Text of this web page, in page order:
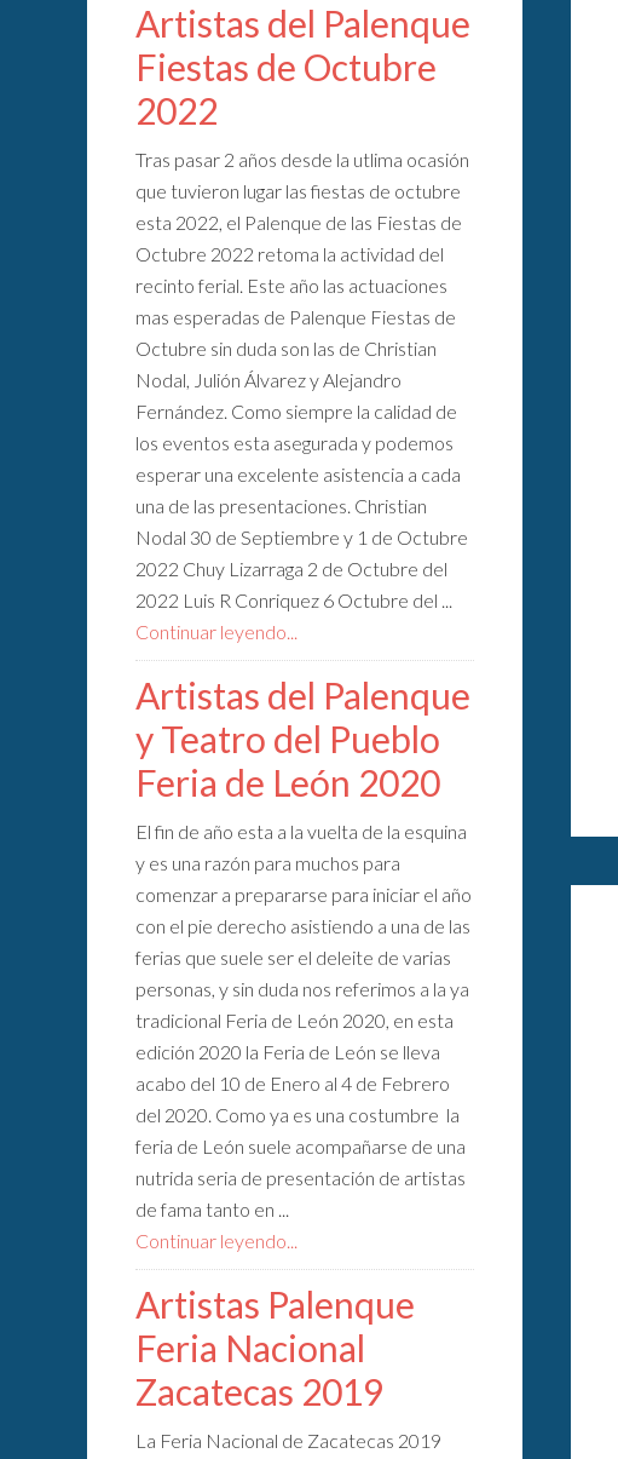
Artistas del Palenque
Fiestas de Octubre
2022
Tras pasar 2 años desde la utlima ocasión
que tuvieron lugar las fiestas de octubre
esta 2022, el Palenque de las Fiestas de
Octubre 2022 retoma la actividad del
recinto ferial. Este año las actuaciones
mas esperadas de Palenque Fiestas de
Octubre sin duda son las de Christian
Nodal, Julión Álvarez y Alejandro
Fernández. Como siempre la calidad de
los eventos esta asegurada y podemos
esperar una excelente asistencia a cada
una de las presentaciones. Christian
Nodal 30 de Septiembre y 1 de Octubre
2022 Chuy Lizarraga 2 de Octubre del
2022 Luis R Conriquez 6 Octubre del ...
Continuar leyendo...
Artistas del Palenque
y Teatro del Pueblo
Feria de León 2020
El fin de año esta a la vuelta de la esquina
y es una razón para muchos para
comenzar a prepararse para iniciar el año
con el pie derecho asistiendo a una de las
ferias que suele ser el deleite de varias
personas, y sin duda nos referimos a la ya
tradicional Feria de León 2020, en esta
edición 2020 la Feria de León se lleva
acabo del 10 de Enero al 4 de Febrero
del 2020. Como ya es una costumbre la
feria de León suele acompañarse de una
nutrida seria de presentación de artistas
de fama tanto en ...
Continuar leyendo...
Artistas Palenque
Feria Nacional
Zacatecas 2019
La Feria Nacional de Zacatecas 2019